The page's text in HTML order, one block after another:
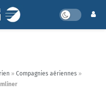
» Compagnies aériennes »